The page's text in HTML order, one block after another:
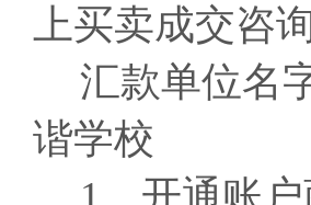
上买卖成交咨
汇款单位名
谐学校
1、开通账